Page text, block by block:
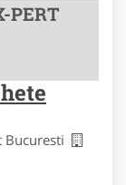
PERT
Bucuresti